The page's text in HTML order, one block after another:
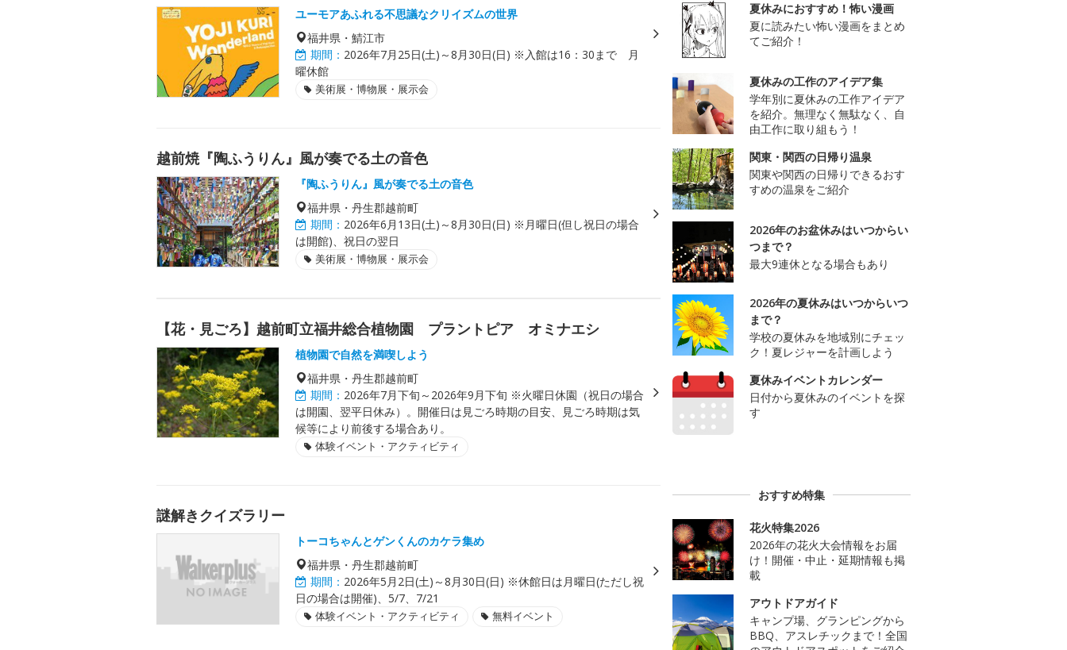
ユーモアあふれる不思議なクリイズムの世界
福井県・鯖江市
期間： 2026年7月25日(土)～8月30日(日) ※入館は16：30まで 月
曜休館
美術展・博物展・展示会
越前焼『陶ふうりん』風が奏でる土の音色
『陶ふうりん』風が奏でる土の音色
福井県・丹生郡越前町
期間： 2026年6月13日(土)～8月30日(日) ※月曜日(但し祝日の場合
は開館)、祝日の翌日
美術展・博物展・展示会
【花・見ごろ】越前町立福井総合植物園 プラントピア オミナエシ
植物園で自然を満喫しよう
福井県・丹生郡越前町
期間： 2026年7月下旬～2026年9月下旬 ※火曜日休園（祝日の場合
は開園、翌平日休み）。開催日は見ごろ時期の目安、見ごろ時期は気
候等により前後する場合あり。
体験イベント・アクティビティ
謎解きクイズラリー
トーコちゃんとゲンくんのカケラ集め
福井県・丹生郡越前町
期間： 2026年5月2日(土)～8月30日(日) ※休館日は月曜日(ただし祝
日の場合は開催)、5/7、7/21
体験イベント・アクティビティ 無料イベント
夏休みにおすすめ！怖い漫画
夏に読みたい怖い漫画をまとめ
てご紹介！
夏休みの工作のアイデア集
学年別に夏休みの工作アイデア
を紹介。無理なく無駄なく、自
由工作に取り組もう！
関東・関西の日帰り温泉
関東や関西の日帰りできるおす
すめの温泉をご紹介
2026年のお盆休みはいつからい
つまで？
最大9連休となる場合もあり
2026年の夏休みはいつからいつ
まで？
学校の夏休みを地域別にチェッ
ク！夏レジャーを計画しよう
夏休みイベントカレンダー
日付から夏休みのイベントを探
す
おすすめ特集
花火特集2026
2026年の花火大会情報をお届
け！開催・中止・延期情報も掲
載
アウトドアガイド
キャンプ場、グランピングから
BBQ、アスレチックまで！全国